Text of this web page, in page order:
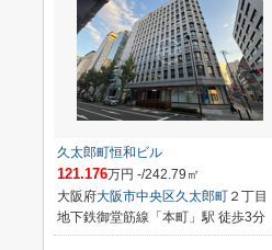
久太郎町恒和ビル
121.176万円 -/242.79㎡
大阪府大阪市中央区久太郎町 ２丁目
地下鉄御堂筋線「本町」駅 徒歩3分